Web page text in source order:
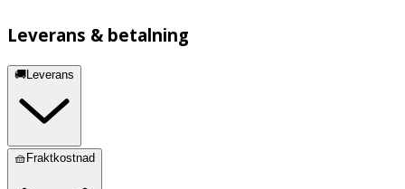
Leverans & betalning
🚚Leverans
🧺Fraktkostnad